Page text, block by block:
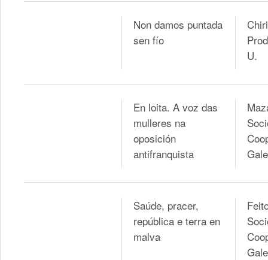
Non damos puntada
sen fío
U.
En loita. A voz das
mulleres na
oposición
antifranquista
Saúde, pracer,
república e terra en
malva